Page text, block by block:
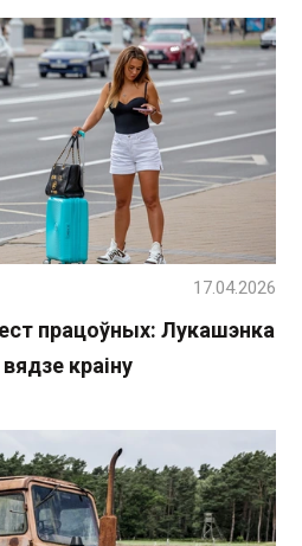
працоўных: Лукашэнка
краіну
17.04.2026